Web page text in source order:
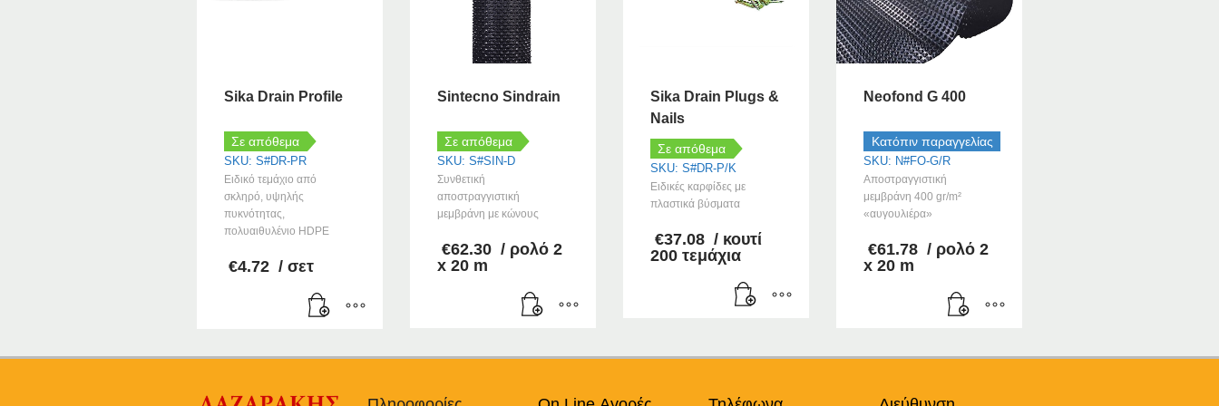
Sika Drain Profile
Σε απόθεμα
SKU: S#DR-PR
Ειδικό τεμάχιο από
σκληρό, υψηλής
πυκνότητας,
πολυαιθυλένιο HDPE
€4.72 / σετ
Sintecno Sindrain
Σε απόθεμα
SKU: S#SIN-D
Συνθετική
αποστραγγιστική
μεμβράνη με κώνους
€62.30 / ρολό 2
x 20 m
Sika Drain Plugs &
Nails
Σε απόθεμα
SKU: S#DR-P/K
Ειδικές καρφίδες με
πλαστικά βύσματα
€37.08 / κουτί
200 τεμάχια
Neofond G 400
Κατόπιν παραγγελίας
SKU: N#FO-G/R
Αποστραγγιστική
μεμβράνη 400 gr/m²
«αυγουλιέρα»
€61.78 / ρολό 2
x 20 m